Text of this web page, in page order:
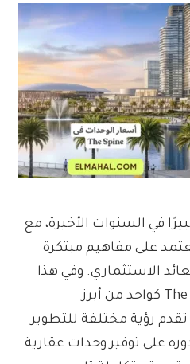
في السنوات الأخيرة، مع
على مفاهيم مبتكرة
الاستثماري. وفي هذا
الإطار، يبرز مشروع The Spine كواحد من أبرز
رؤية مختلفة للتطوير
على توفير وحدات عقارية